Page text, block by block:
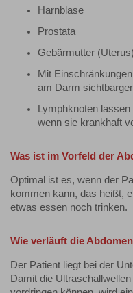
Harnblase
Prostata
Gebärmutter (Uterus)
Mit
am Darm
Lymphknoten
wenn sie krankhaft
Was ist im Vorfeld der
Optimal ist es, wenn der
kommen kann, das heißt,
etwas essen noch trinken.
Wie verläuft die
Der Patient liegt bei der
Damit die